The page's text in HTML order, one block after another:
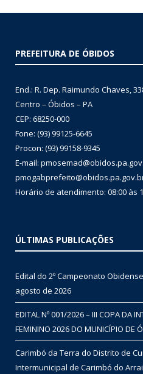
PREFEITURA DE ÓBIDOS
End.: R. Dep. Raimundo Chaves,
Centro – Óbidos – PA
CEP: 68250-000
Fone: (93) 99125-6645
Procon: (93) 99158-9345
E-mail:
Horário de atendimento: 08:00 às
ÚLTIMAS PUBLICAÇÕES
Edital do 2º Campeonato
agosto de 2026
EDITAL Nº 001/2026 – III COPA DA
FEMININO 2026 DO MUNICÍPIO DE
Carimbó da Terra do Distrito de
Intermunicipal de Carimbó do